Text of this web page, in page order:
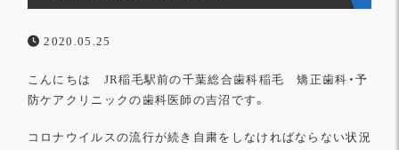
2020.05.25
こんにちは JR稲毛駅前の千葉総合歯科稲毛 矯正歯科・予
防ケアクリニックの歯科医師の吉沼です。
コロナウイルスの流行が続き自粛をしなければならない状況